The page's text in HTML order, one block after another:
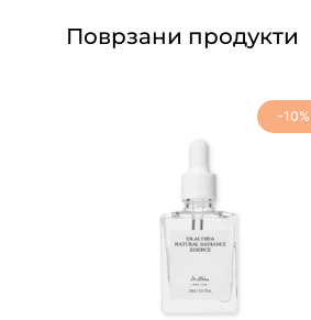
Поврзани продукти
-10%